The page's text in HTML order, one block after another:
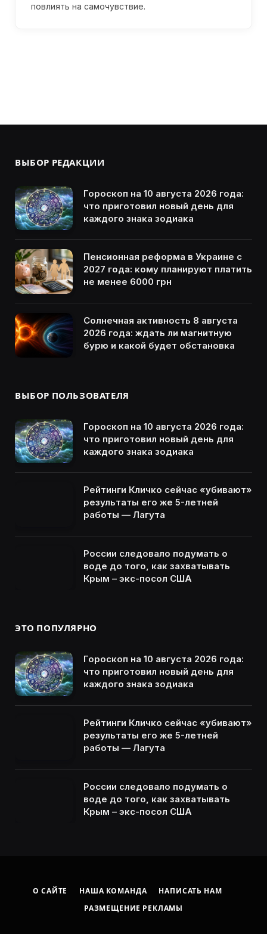
повлиять на самочувствие.
ВЫБОР РЕДАКЦИИ
Гороскоп на 10 августа 2026 года:
что приготовил новый день для
каждого знака зодиака
Пенсионная реформа в Украине с
2027 года: кому планируют платить
не менее 6000 грн
Солнечная активность 8 августа
2026 года: ждать ли магнитную
бурю и какой будет обстановка
ВЫБОР ПОЛЬЗОВАТЕЛЯ
Гороскоп на 10 августа 2026 года:
что приготовил новый день для
каждого знака зодиака
Рейтинги Кличко сейчас «убивают»
результаты его же 5-летней
работы — Лагута
России следовало подумать о
воде до того, как захватывать
Крым – экс-посол США
ЭТО ПОПУЛЯРНО
Гороскоп на 10 августа 2026 года:
что приготовил новый день для
каждого знака зодиака
Рейтинги Кличко сейчас «убивают»
результаты его же 5-летней
работы — Лагута
России следовало подумать о
воде до того, как захватывать
Крым – экс-посол США
О САЙТЕ НАША КОМАНДА
НАПИСАТЬ НАМ
РАЗМЕЩЕНИЕ РЕКЛАМЫ